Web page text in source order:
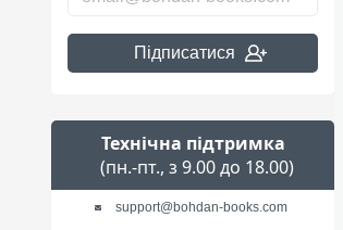
Підписатися
Технічна підтримка
(пн.-пт., з 9.00 до 18.00)
support@bohdan-books.com